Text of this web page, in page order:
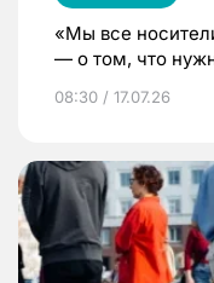
«Мы все
— о том, что
08:30 / 17.07.26